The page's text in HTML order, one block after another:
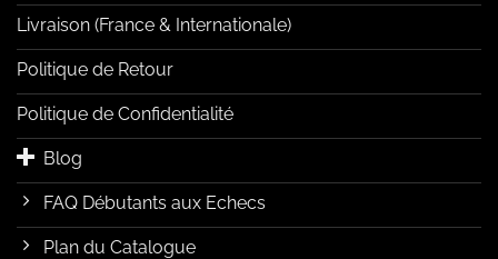
Livraison (France & Internationale)
Politique de Retour
Politique de Confidentialité
Blog
FAQ Débutants aux Echecs
Plan du Catalogue